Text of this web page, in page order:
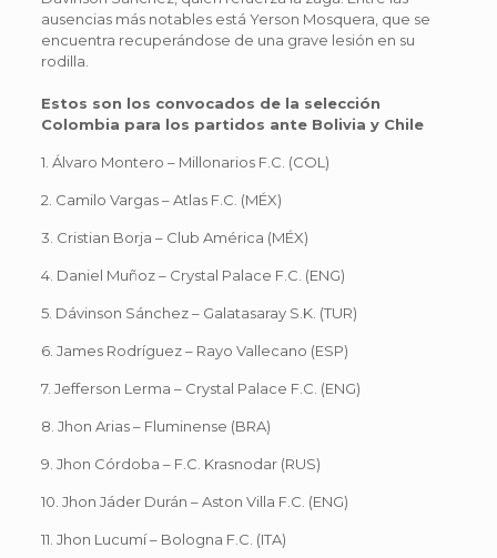
ausencias más notables está Yerson Mosquera, que se
encuentra recuperándose de una grave lesión en su
rodilla.
Estos son los convocados de la selección
Colombia para los partidos ante Bolivia y Chile
1. Álvaro Montero – Millonarios F.C. (COL)
2. Camilo Vargas – Atlas F.C. (MÉX)
3. Cristian Borja – Club América (MÉX)
4. Daniel Muñoz – Crystal Palace F.C. (ENG)
5. Dávinson Sánchez – Galatasaray S.K. (TUR)
6. James Rodríguez – Rayo Vallecano (ESP)
7. Jefferson Lerma – Crystal Palace F.C. (ENG)
8. Jhon Arias – Fluminense (BRA)
9. Jhon Córdoba – F.C. Krasnodar (RUS)
10. Jhon Jáder Durán – Aston Villa F.C. (ENG)
11. Jhon Lucumí – Bologna F.C. (ITA)